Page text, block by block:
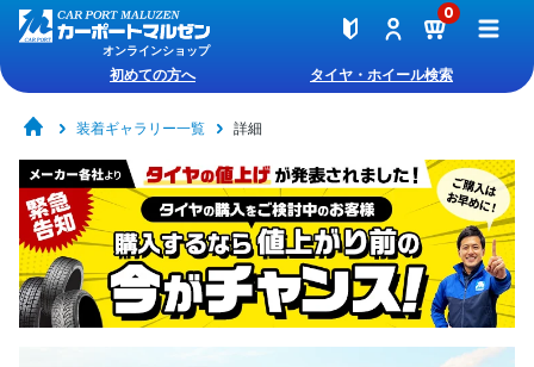
オンラインショップ
0
初めての方へ タイヤ・ホイール検索
装着ギャラリー一覧 詳細